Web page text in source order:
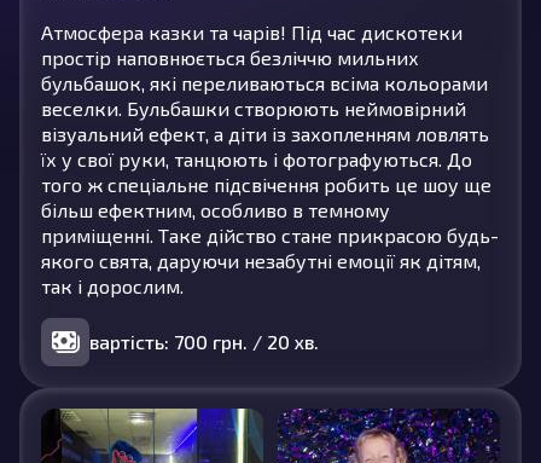
Атмосфера казки та чарів! Під час дискотеки
простір наповнюється безліччю мильних
бульбашок, які переливаються всіма кольорами
веселки. Бульбашки створюють неймовірний
візуальний ефект, а діти із захопленням ловлять
їх у свої руки, танцюють і фотографуються. До
того ж спеціальне підсвічення робить це шоу ще
більш ефектним, особливо в темному
приміщенні. Таке дійство стане прикрасою будь-
якого свята, даруючи незабутні емоції як дітям,
так і дорослим.
вартість: 700 грн. / 20 хв.